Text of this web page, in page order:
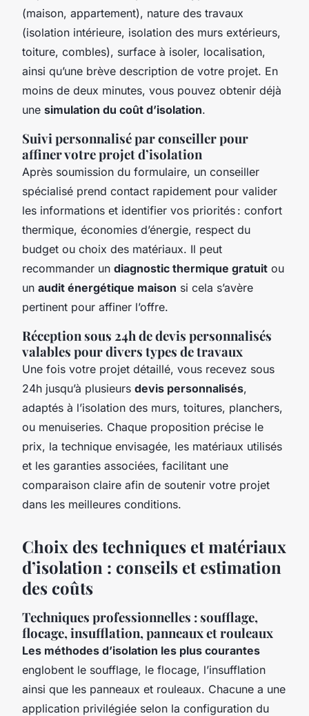
(maison, appartement), nature des travaux
(isolation intérieure, isolation des murs extérieurs,
toiture, combles), surface à isoler, localisation,
ainsi qu’une brève description de votre projet. En
moins de deux minutes, vous pouvez obtenir déjà
une simulation du coût d’isolation.
Suivi personnalisé par conseiller pour
affiner votre projet d’isolation
Après soumission du formulaire, un conseiller
spécialisé prend contact rapidement pour valider
les informations et identifier vos priorités : confort
thermique, économies d’énergie, respect du
budget ou choix des matériaux. Il peut
recommander un diagnostic thermique gratuit ou
un audit énergétique maison si cela s’avère
pertinent pour affiner l’offre.
Réception sous 24h de devis personnalisés
valables pour divers types de travaux
Une fois votre projet détaillé, vous recevez sous
24h jusqu’à plusieurs devis personnalisés,
adaptés à l’isolation des murs, toitures, planchers,
ou menuiseries. Chaque proposition précise le
prix, la technique envisagée, les matériaux utilisés
et les garanties associées, facilitant une
comparaison claire afin de soutenir votre projet
dans les meilleures conditions.
Choix des techniques et matériaux
d’isolation : conseils et estimation
des coûts
Techniques professionnelles : soufflage,
flocage, insufflation, panneaux et rouleaux
Les méthodes d’isolation les plus courantes
englobent le soufflage, le flocage, l’insufflation
ainsi que les panneaux et rouleaux. Chacune a une
application privilégiée selon la configuration du